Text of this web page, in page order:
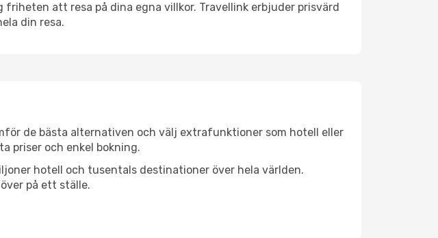
att resa på dina egna villkor. Travellink erbjuder prisvärd
din resa.
de bästa alternativen och välj extrafunktioner som hotell eller
priser och enkel bokning.
hotell och tusentals destinationer över hela världen.
på ett ställe.